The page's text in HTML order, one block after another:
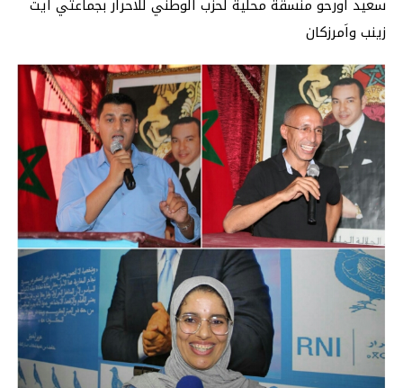
سعيد اورحو منسقة محلية لحزب الوطني للاحرار بجماعتي ايت
زينب واَمرزكان